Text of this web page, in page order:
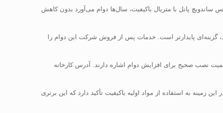
پانل با متریال باکیفیت، سال‌ها دوام می‌آورد بدون کاهش
پایدارتر است. خدمات پس از فروش شرکت این دوام را
به اهمیت نصب صحیح برای افزایش دوام اشاره دارند. آدرس کارخانه
به استفاده از مواد اولیه باکیفیت تأکید دارد که این برتری